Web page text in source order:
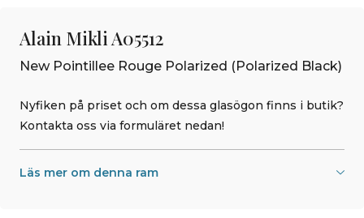
Alain Mikli A05512
New Pointillee Rouge Polarized (Polarized Black)
Nyfiken på priset och om dessa glasögon finns i butik?
Kontakta oss via formuläret nedan!
Läs mer om denna ram